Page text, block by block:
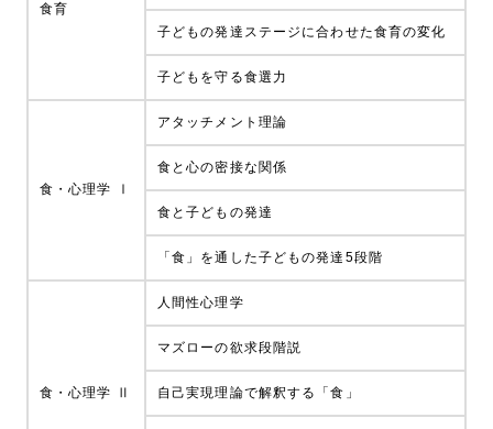
食育
子どもの発達ステージに合わせた食育の変化
子どもを守る食選力
食・心理学 Ⅰ
アタッチメント理論
食と心の密接な関係
食と子どもの発達
「食」を通した子どもの発達5段階
食・心理学 Ⅱ
人間性心理学
マズローの欲求段階説
自己実現理論で解釈する「食」